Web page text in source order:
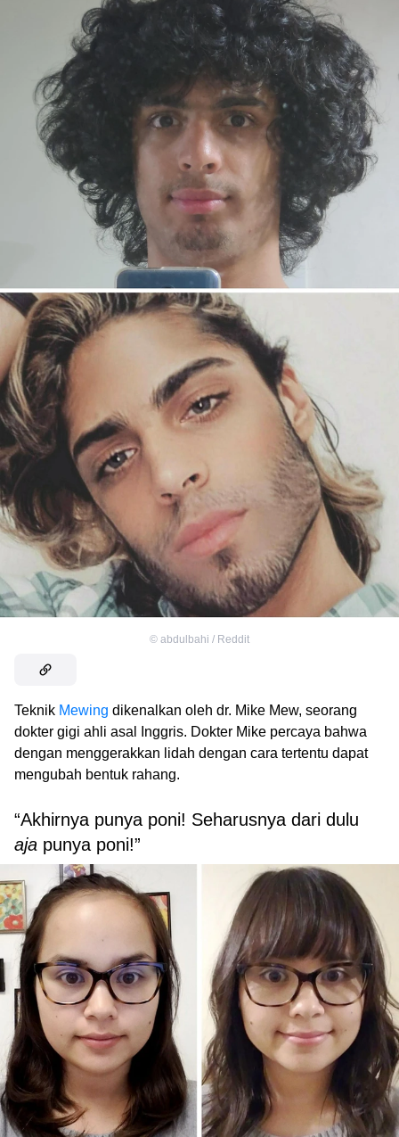
© abdulbahi / Reddit
Teknik Mewing dikenalkan oleh dr. Mike Mew, seorang
dokter gigi ahli asal Inggris. Dokter Mike percaya bahwa
dengan menggerakkan lidah dengan cara tertentu dapat
mengubah bentuk rahang.
“Akhirnya punya poni! Seharusnya dari dulu
aja punya poni!”